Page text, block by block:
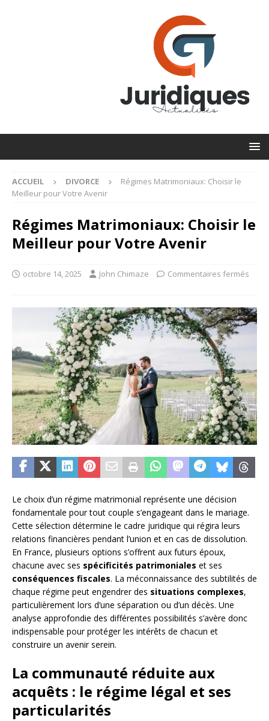
ACCUEIL DIVORCE
Régimes Matrimoniaux: Choisir le
Meilleur pour Votre Avenir
Régimes Matrimoniaux: Choisir le
Meilleur pour Votre Avenir
octobre 14, 2025 John Chimaze Commentaires fermés
Le choix d’un régime matrimonial représente une décision
fondamentale pour tout couple s’engageant dans le mariage.
Cette sélection détermine le cadre juridique qui régira leurs
relations financières pendant l’union et en cas de dissolution.
En France, plusieurs options s’offrent aux futurs époux,
chacune avec ses spécificités patrimoniales et ses
conséquences fiscales. La méconnaissance des subtilités de
chaque régime peut engendrer des situations complexes,
particulièrement lors d’une séparation ou d’un décès. Une
analyse approfondie des différentes possibilités s’avère donc
indispensable pour protéger les intérêts de chacun et
construire un avenir serein.
La communauté réduite aux
acquêts : le régime légal et ses
particularités